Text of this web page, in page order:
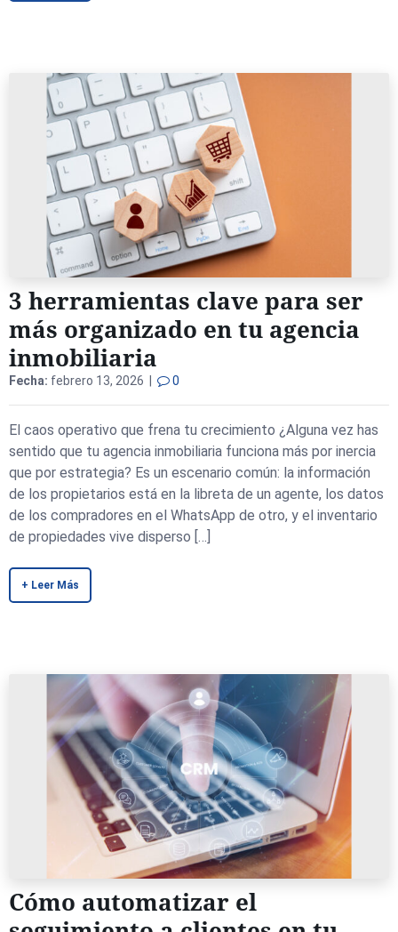
3 herramientas clave para ser
más organizado en tu agencia
inmobiliaria
Fecha: febrero 13, 2026 | 0
El caos operativo que frena tu crecimiento ¿Alguna vez has
sentido que tu agencia inmobiliaria funciona más por inercia
que por estrategia? Es un escenario común: la información
de los propietarios está en la libreta de un agente, los datos
de los compradores en el WhatsApp de otro, y el inventario
de propiedades vive disperso […]
+ Leer Más
Cómo automatizar el